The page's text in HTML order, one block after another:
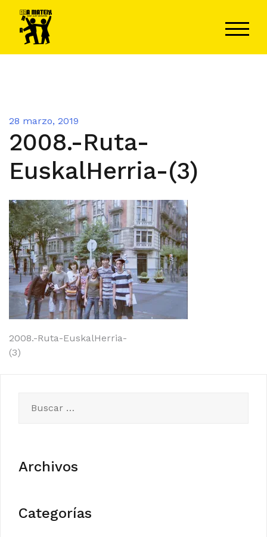
contenido
28 marzo, 2019
2008.-Ruta-
EuskalHerria-(3)
Navegación
de
2008.-Ruta-EuskalHerria-
(3)
Archivos
Categorías